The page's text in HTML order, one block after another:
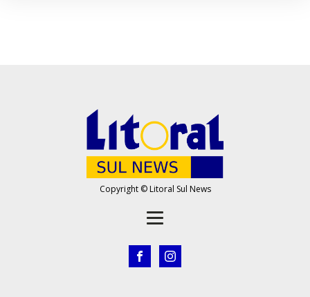
Copyright © Litoral Sul News